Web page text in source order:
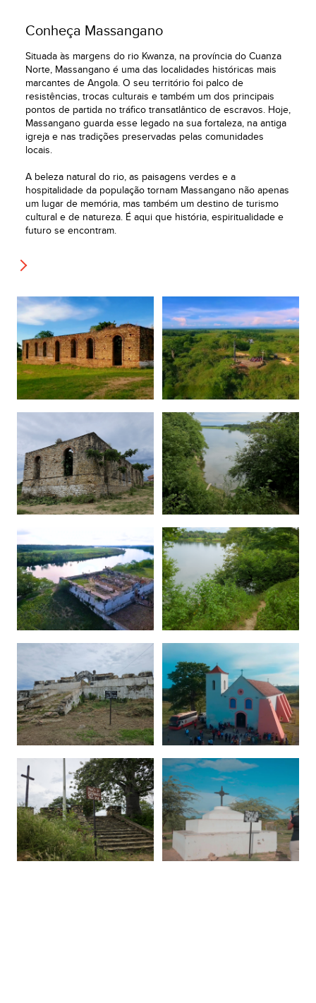
Conheça Massangano
Situada às margens do rio Kwanza, na província do Cuanza
Norte, Massangano é uma das localidades históricas mais
marcantes de Angola. O seu território foi palco de
resistências, trocas culturais e também um dos principais
pontos de partida no tráfico transatlântico de escravos. Hoje,
Massangano guarda esse legado na sua fortaleza, na antiga
igreja e nas tradições preservadas pelas comunidades
locais.
A beleza natural do rio, as paisagens verdes e a
hospitalidade da população tornam Massangano não apenas
um lugar de memória, mas também um destino de turismo
cultural e de natureza. É aqui que história, espiritualidade e
futuro se encontram.